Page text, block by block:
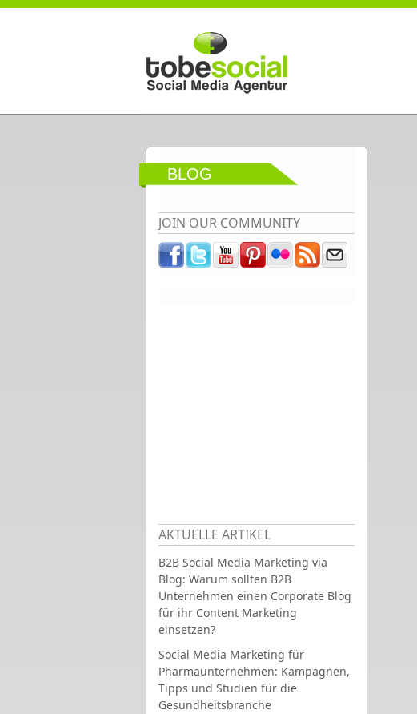
Direkt zum Inhalt
BLOG
JOIN OUR COMMUNITY
AKTUELLE ARTIKEL
B2B Social Media Marketing via
Blog: Warum sollten B2B
Unternehmen einen Corporate Blog
für ihr Content Marketing
einsetzen?
Social Media Marketing für
Pharmaunternehmen: Kampagnen,
Tipps und Studien für die
Gesundheitsbranche